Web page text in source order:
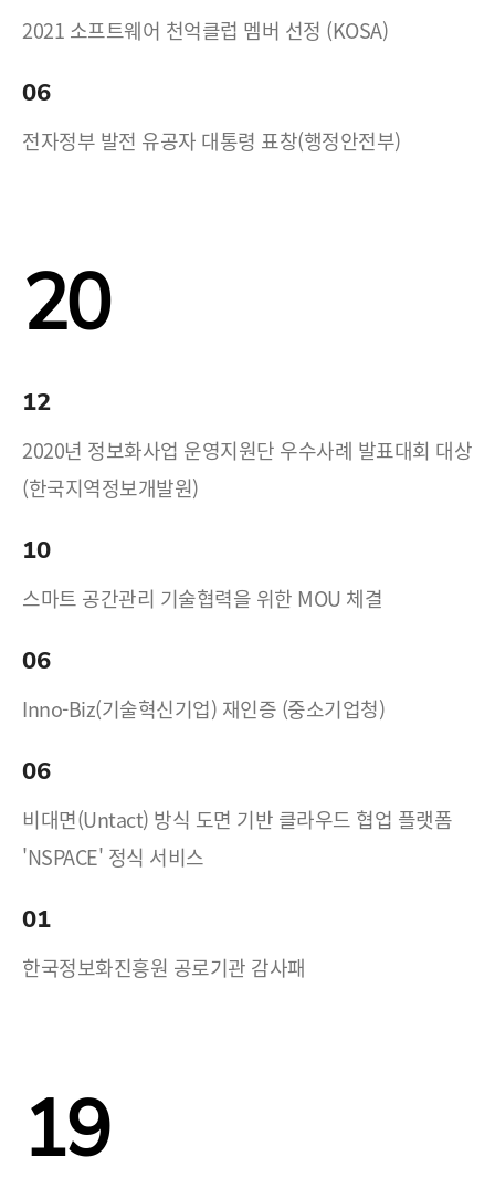
2021 소프트웨어 천억클럽 멤버 선정 (KOSA)
06
전자정부 발전 유공자 대통령 표창(행정안전부)
20
12
2020년 정보화사업 운영지원단 우수사례 발표대회 대상
(한국지역정보개발원)
10
스마트 공간관리 기술협력을 위한 MOU 체결
06
Inno-Biz(기술혁신기업) 재인증 (중소기업청)
06
비대면(Untact) 방식 도면 기반 클라우드 협업 플랫폼
'NSPACE' 정식 서비스
01
한국정보화진흥원 공로기관 감사패
19